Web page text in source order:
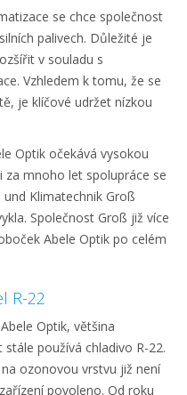
se chce společnost
palivech. Důležité je
v souladu s
Vzhledem k tomu, že se
je klíčové udržet nízkou
Optik očekává vysokou
mnoho let spolupráce se
Klimatechnik Groß
Společnost Groß již více
Abele Optik po celém
R-22
Optik, většina
používá chladivo R-22.
ozonovou vrstvu již není
povoleno. Od roku